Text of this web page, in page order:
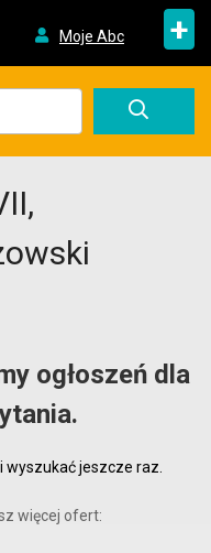
Moje Abc +
ogłoszeń dla
jeszcze raz.
więcej ofert: